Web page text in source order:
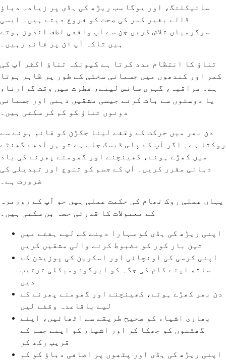
سائیکلنگ، اور یوگا سب ریڑھ کی ہڈی پر زیادہ دباؤ
ڈالے بغیر کمر کی صحت کو فروغ دیتے ہیں۔ ایسی
سرگرمیاں تلاش کریں جن سے آپ واقعی لطف اندوز ہوتے
ہیں تاکہ آپ ان پر قائم رہیں۔
تناؤ کا انتظام مدد کرتا ہے کیونکہ تناؤ اکثر آپ کی
کمر اور کندھوں میں جسمانی سختی کے طور پر ظاہر ہوتا
ہے۔ مراقبہ، گہری سانس لینے، فطرت میں وقت گزارنا،
یا دوستوں سے بات کرنے جیسی مشقیں ذہنی اور جسمانی
دونوں تناؤ کو کم کر سکتی ہیں۔
دن بھر میں حرکت کے وقفے لینا جکڑن کو قائم ہونے سے
روکتا ہے۔ اگر آپ کے پاس ڈیسک جاب ہے تو ہر آدھے گھنٹے
میں کھڑے ہونے، کھینچنے اور گھومنے پھرنے کی یاد
دہانی مقرر کریں۔ آپ کے جسم کو تنوع اور تبدیلی کی
ضرورت ہے۔
یہاں عملی روک تھام کی حکمت عملی ہیں جو آپ کے روزمرہ
کے معمولات کا قدرتی حصہ بن سکتی ہیں۔
اپنی ریڑھ کی ہڈی کو سہارا دینے کے لیے ہفتے میں
تین بار کور کو مضبوط کرنے والی مشقیں کریں
اپنی کرسی کی اونچائی اور اسکرین کی پوزیشن کے
ساتھ اپنے کام کی جگہ کو ایرگونومیکلی ترتیب
دیں
دن بھر کھڑے ہونے، کھینچنے اور گھومنے پھرنے کے
لیے باقاعدہ وقفے لیں
بھاری اشیاء کو صحیح طریقے سے اٹھائیں، اپنے
گھٹنوں کو جھکا کر اور اشیاء کو اپنے جسم کے
قریب رکھ کر
اپنی ریڑھ کی ہڈی اور پٹھوں پر اضافی دباؤ کو کم